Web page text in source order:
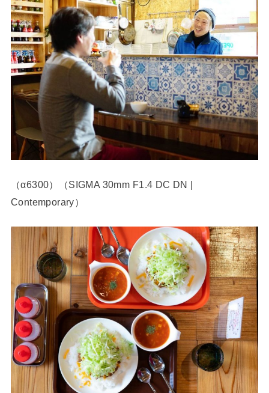
（α6300）（SIGMA 30mm F1.4 DC DN |
Contemporary）